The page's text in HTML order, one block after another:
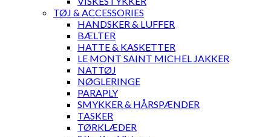
TØJ & ACCESSORIES
HANDSKER & LUFFER
BÆLTER
HATTE & KASKETTER
LE MONT SAINT MICHEL JAKKER
NATTØJ
NØGLERINGE
PARAPLY
SMYKKER & HÅRSPÆNDER
TASKER
TØRKLÆDER